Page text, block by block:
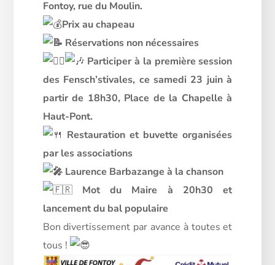
Fontoy, rue du Moulin.
Prix au chapeau
Réservations non nécessaires
Participer à la première session
des Fensch’stivales, ce samedi 23 juin à
partir de 18h30, Place de la Chapelle à
Haut-Pont.
Restauration et buvette organisées
par les associations
Laurence Barbazange à la chanson
Mot du Maire à 20h30 et
lancement du bal populaire
Bon divertissement par avance à toutes et
tous !